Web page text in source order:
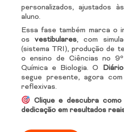
personalizados, ajustados
aluno.
Essa fase também marca o
osvestibulares, com
(sistema TRI), produção de
o ensino de Ciências no
Química e Biologia. O
segue presente, agora
reflexivas.
Clique e descubra
dedicação em resultados